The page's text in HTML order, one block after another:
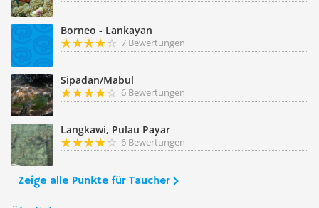
Borneo - Lankayan
7 Bewertungen
Sipadan/Mabul
6 Bewertungen
Langkawi, Pulau Payar
6 Bewertungen
Zeige alle Punkte für Taucher